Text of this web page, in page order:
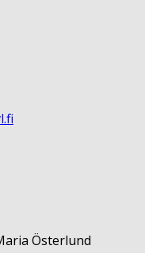
Österlund